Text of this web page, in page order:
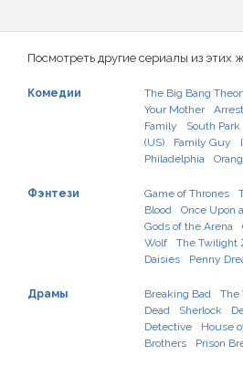
Посмотреть другие сериалы из этих
Комедии The Big Bang
Your Mother
Family
South Park
(US)
Family Guy
Philadelphia
Фэнтези Game of Thrones
Blood
Once Upon
Gods of the Arena
Wolf
The Twilight
Daisies
Penny
Драмы Breaking Bad
The
Dead
Sherlock
Detective
House
Brothers
Prison